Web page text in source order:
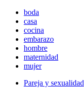
boda
casa
cocina
embarazo
hombre
maternidad
mujer
Pareja y sexualidad